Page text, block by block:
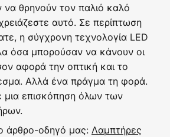
θρηνούν τον παλιό καλό
αυτό. Σε περίπτωση
η σύγχρονη τεχνολογία LED
όσα μπορούσαν να κάνουν οι
αφορά την οπτική και το
Αλλά ένα πράγμα τη φορά.
μια επισκόπηση όλων των
άρθρο-οδηγό μας: Λαμπτήρες